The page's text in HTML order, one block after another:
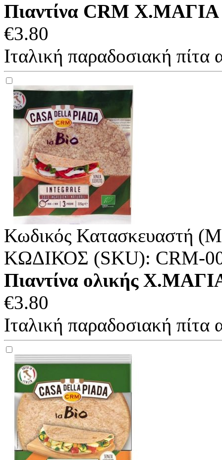
Πιαντίνα CRM
€3.80
Ιταλική παραδοσιακή πίτα
Κωδικός Κατασκευαστή
ΚΩΔΙΚΟΣ (SKU): CRM-
Πιαντίνα ολικής
€3.80
Ιταλική παραδοσιακή πίτα